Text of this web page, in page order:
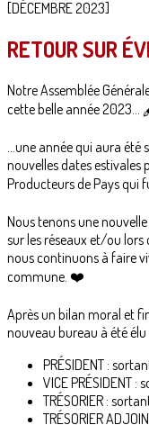
[DÉCEMBRE 2023]
RETOUR SUR
Notre Assemblée
cette belle année
...une année qui aura été
nouvelles dates estivales
Producteurs de Pays qui
Nous tenons une
sur les réseaux et/ou lors
nous continuons à faire
commune. ❤️
Après un bilan moral et
nouveau bureau à été
PRÉSIDENT :
VICE PRÉSIDENT :
TRÉSORIER :
TRÉSORIER